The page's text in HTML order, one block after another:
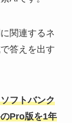
関連するネ
答えを出す
フトバンク
Pro版を1年